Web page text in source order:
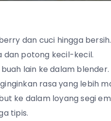
dan cuci hingga
dan potong kecil-kecil.
lain ke dalam blender.
rasa yang lebih
ke dalam loyang segi
tipis.